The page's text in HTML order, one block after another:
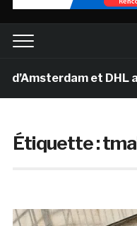
et DHL
Étiquette :